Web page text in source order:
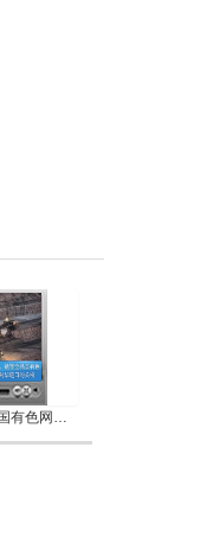
2026年2月27日中国有色网络电视新闻